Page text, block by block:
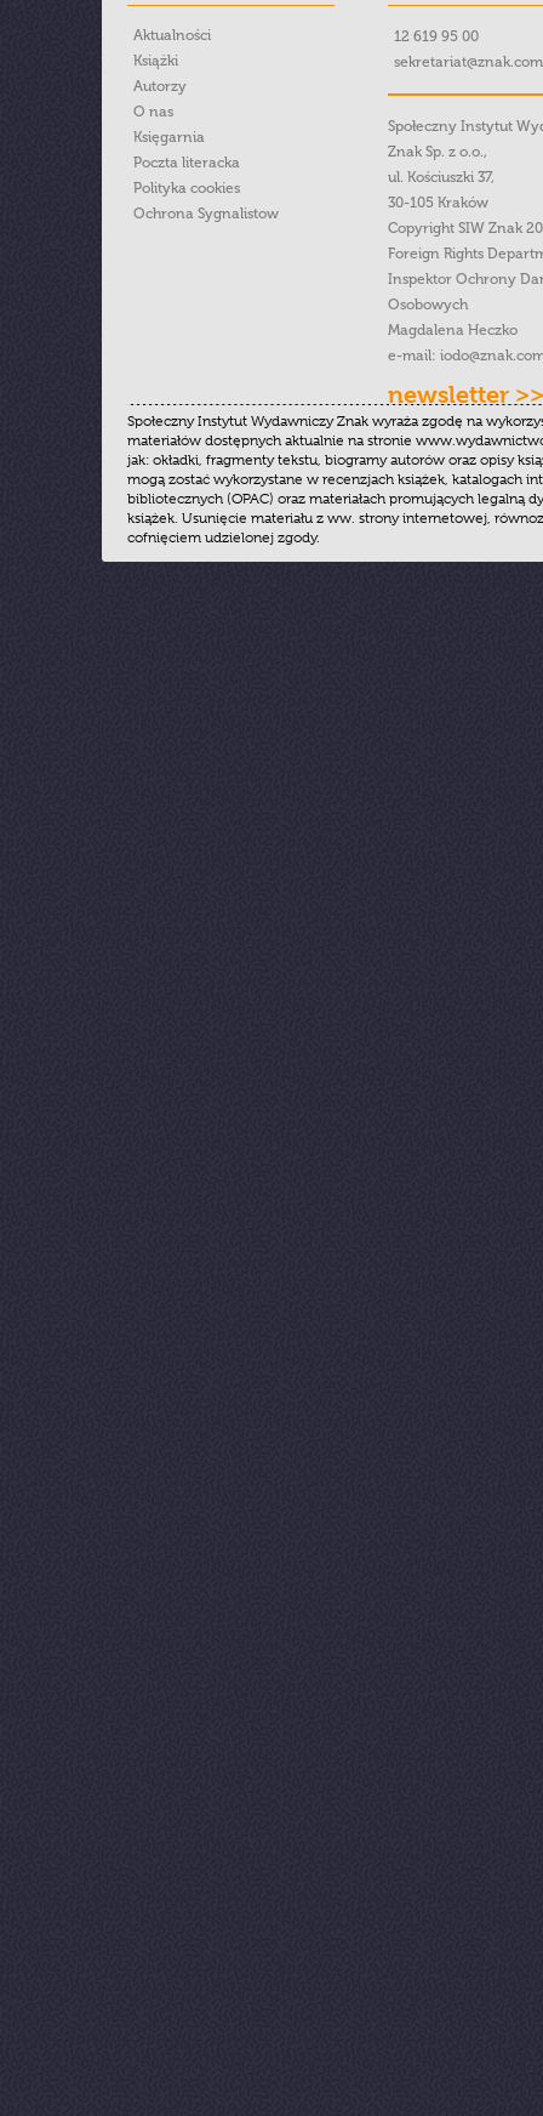
Aktualności
Książki
Autorzy
O nas
Księgarnia
Poczta literacka
Polityka cookies
Ochrona Sygnalistow
12 619 95 00
Społeczny Instytut
Znak Sp. z o.o.,
ul. Kościuszki 37,
30-105 Kraków
Copyright SIW Znak
Foreign Rights
Inspektor Ochrony
Osobowych
Magdalena Heczko
e-mail:
newsletter >>
Społeczny Instytut Wydawniczy Znak wyraża zgodę na
materiałów dostępnych aktualnie na stronie
jak: okładki, fragmenty tekstu, biogramy autorów oraz opisy
mogą zostać wykorzystane w recenzjach książek, katalogach
bibliotecznych (OPAC) oraz materiałach promujących legalną
książek. Usunięcie materiału z ww. strony internetowej,
cofnięciem udzielonej zgody.